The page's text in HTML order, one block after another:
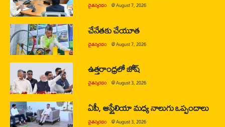
చైతన్యరధం @August 7, 2026
చేనేతకు చేయూత
చైతన్యరధం @August 7, 2026
ఉత్తరాంధ్రలో జోష్
చైతన్యరధం @August 3, 2026
ఏపీ, ఆస్ట్రేలియా మధ్య నాలుగు ఒప్పందాలు
చైతన్యరధం @August 3, 2026